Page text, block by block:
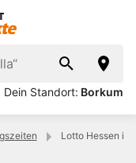
Dein Standort: Borkum
Lotto Hessen in